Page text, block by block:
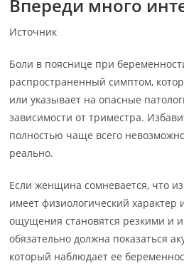
Впереди много
Источник
Боли в пояснице при
распространенный симптом,
или указывает на опасные
зависимости от триместра.
полностью чаще всего
реально.
Если женщина сомневается, что
имеет физиологический
ощущения становятся резкими и
обязательно должна показаться
который наблюдает ее